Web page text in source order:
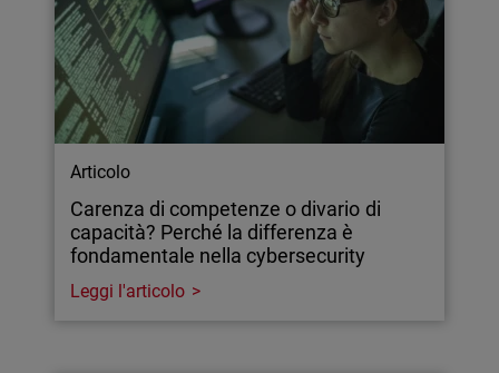
Articolo
Carenza di competenze o divario di
capacità? Perché la differenza è
fondamentale nella cybersecurity
Leggi l'articolo